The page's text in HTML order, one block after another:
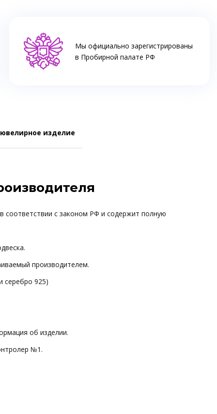
Мы официально зарегистрированы
в Пробирной палате РФ
изделие
соответствии с законом РФ и содержит полную
производителем.
серебро 925)
об изделии.
№1.